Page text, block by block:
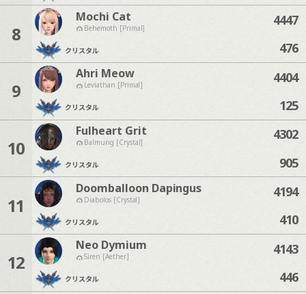
8
Mochi Cat
Behemoth [Primal]
クリスタル
4447
476
9
Ahri Meow
Leviathan [Primal]
クリスタル
4404
125
10
Fulheart Grit
Balmung [Crystal]
クリスタル
4302
905
11
Doomballoon Dapingus
Diabolos [Crystal]
クリスタル
4194
410
12
Neo Dymium
Siren [Aether]
クリスタル
4143
446